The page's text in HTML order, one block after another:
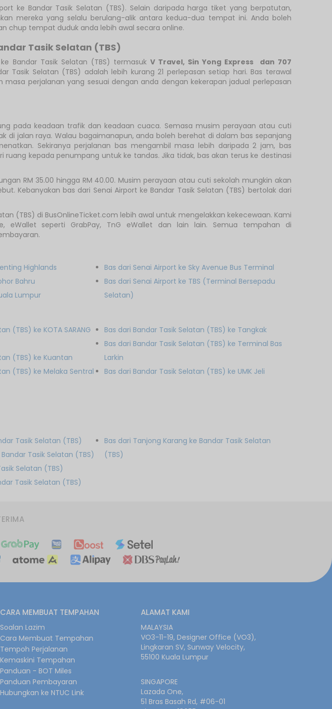
ke Bandar Tasik Selatan (TBS). Selain daripada harga tiket yang berpatutan,
mereka yang selalu berulang-alik antara kedua-dua tempat ini. Anda boleh
chup tempat duduk anda lebih awal secara online.
Tasik Selatan (TBS)
Bandar Tasik Selatan (TBS) termasukV Travel, Sin Yong Express
dan 707
Tasik Selatan (TBS) adalah lebih kurang 21 perlepasan setiap hari. Bas terawal
perjalanan yang sesuai dengan anda dengan kekerapan jadual perlepasan
pada keadaan trafik dan keadaan cuaca. Semasa musim perayaan atau cuti
di jalan raya. Walau bagaimanapun, anda boleh berehat di dalam bas sepanjang
Sekiranya perjalanan bas mengambil masa lebih daripada 2 jam, bas
kepada penumpang untuk ke tandas. Jika tidak, bas akan terus ke destinasi
RM 35.00 hingga RM 40.00. Musim perayaan atau cuti sekolah mungkin akan
Kebanyakan bas dari Senai Airport ke Bandar Tasik Selatan (TBS) bertolak dari
(TBS) di BusOnlineTicket.com lebih awal untuk mengelakkan kekecewaan. Kami
eWallet seperti GrabPay, TnG eWallet dan lain lain. Semua tempahan di
Highlands
Bahru
Lumpur
Bas dari Senai Airport ke Sky Avenue Bus Terminal
Bas dari Senai Airport ke TBS (Terminal Bersepadu
Selatan)
(TBS) ke KOTA SARANG
(TBS) ke Kuantan
(TBS) ke Melaka Sentral
Bas dari Bandar Tasik Selatan (TBS) ke Tangkak
Bas dari Bandar Tasik Selatan (TBS) ke Terminal Bas
Larkin
Bas dari Bandar Tasik Selatan (TBS) ke UMK Jeli
Tasik Selatan (TBS)
Tasik Selatan (TBS)
Selatan (TBS)
Tasik Selatan (TBS)
Bas dari Tanjong Karang ke Bandar Tasik Selatan
(TBS)
CARA MEMBUAT TEMPAHAN
Soalan Lazim
Cara Membuat Tempahan
Tempoh Perjalanan
Kemaskini Tempahan
Panduan - BOT Miles
Panduan Pembayaran
Hubungkan ke NTUC Link
ALAMAT KAMI
MALAYSIA
VO3-11-19, Designer Office (VO3),
Lingkaran SV, Sunway Velocity,
55100 Kuala Lumpur
SINGAPORE
Lazada One,
51 Bras Basah Rd, #06-01